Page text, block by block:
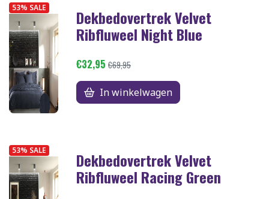
53% SALE Dekbedovertrek Velvet
Ribfluweel Night Blue
€32,95 €69,95
In winkelwagen
53% SALE Dekbedovertrek Velvet
Ribfluweel Racing Green